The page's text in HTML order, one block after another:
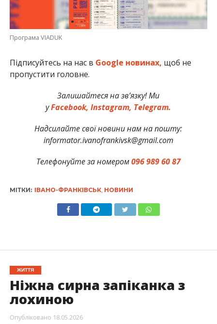
Програма VIADUK
Підписуйтесь на нас в Google новинах, щоб не
пропустити головне.
Залишайтеся на зв’язку! Ми
уFacebook, Instagram, Telegram.
Надсилайте свої новини нам на пошту:
informator.ivanofrankivsk@gmail.com
Телефонуйте за номером096 989 60 87
МІТКИ: ІВАНО-ФРАНКІВСЬК, НОВИНИ
ЖИТТЯ
Ніжна сирна запіканка з
лохиною
Опубліковано 18.05.2026